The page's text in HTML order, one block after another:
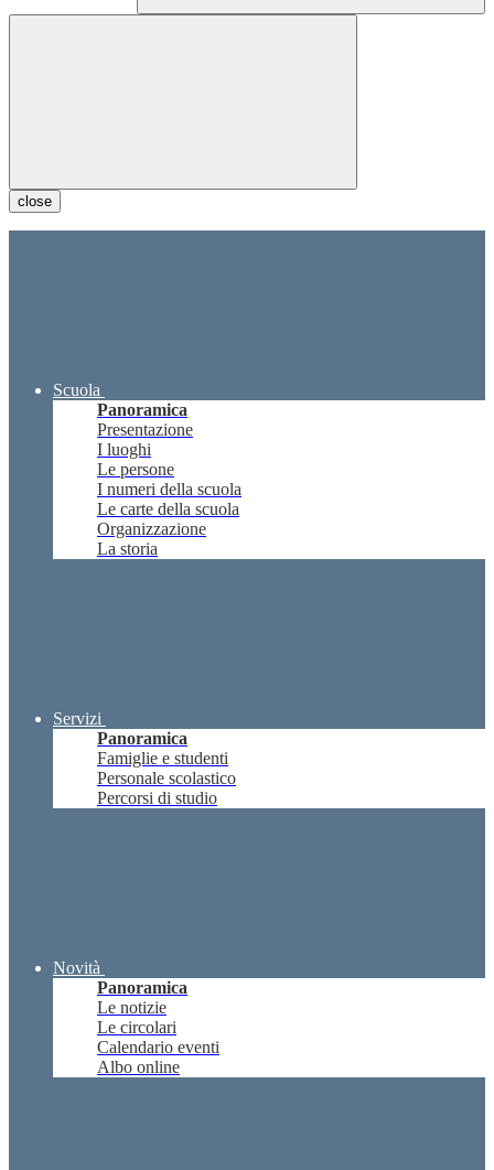
close
Scuola
Panoramica
Presentazione
I luoghi
Le persone
I numeri della scuola
Le carte della scuola
Organizzazione
La storia
Servizi
Panoramica
Famiglie e studenti
Personale scolastico
Percorsi di studio
Novità
Panoramica
Le notizie
Le circolari
Calendario eventi
Albo online